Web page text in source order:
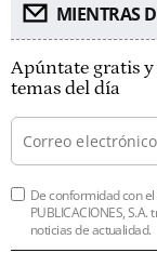
MIENTRAS
Apúntate gratis y
temas del día
De conformidad con el
PUBLICACIONES,
noticias de actualidad.